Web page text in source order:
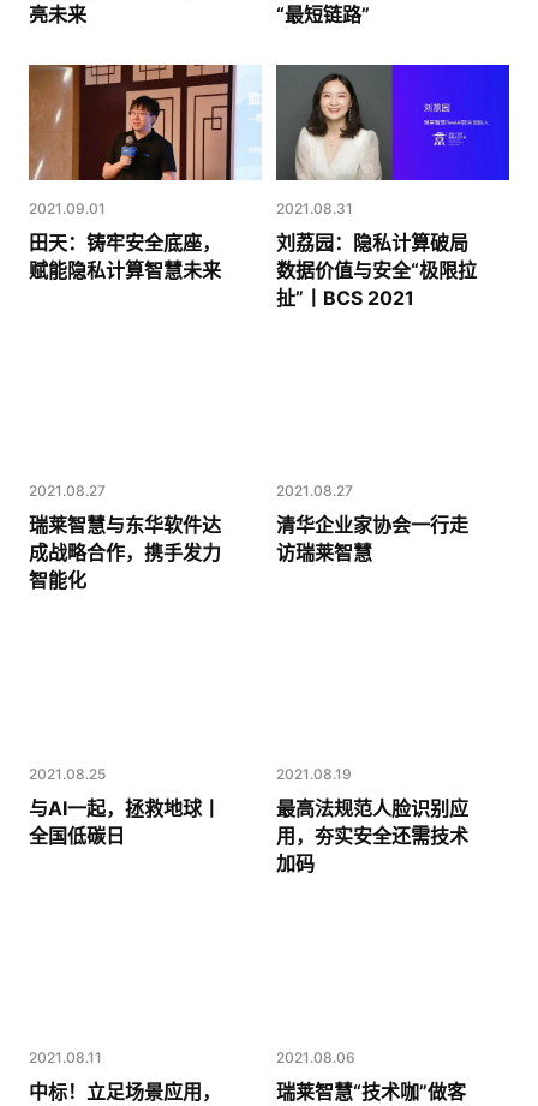
亮未来
“最短链路”
2021.09.01
田天：铸牢安全底座，
赋能隐私计算智慧未来
2021.08.31
刘荔园：隐私计算破局
数据价值与安全“极限拉
扯”丨BCS 2021
2021.08.27
瑞莱智慧与东华软件达
成战略合作，携手发力
智能化
2021.08.27
清华企业家协会一行走
访瑞莱智慧
2021.08.25
与AI一起，拯救地球丨
全国低碳日
2021.08.19
最高法规范人脸识别应
用，夯实安全还需技术
加码
2021.08.11
中标！立足场景应用，
2021.08.06
瑞莱智慧“技术咖”做客